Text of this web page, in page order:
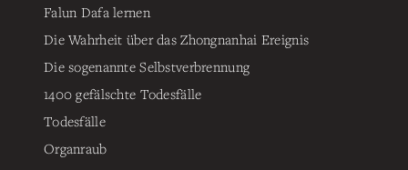
Falun Dafa lernen
Die Wahrheit über das Zhongnanhai Ereignis
Die sogenannte Selbstverbrennung
1400 gefälschte Todesfälle
Todesfälle
Organraub